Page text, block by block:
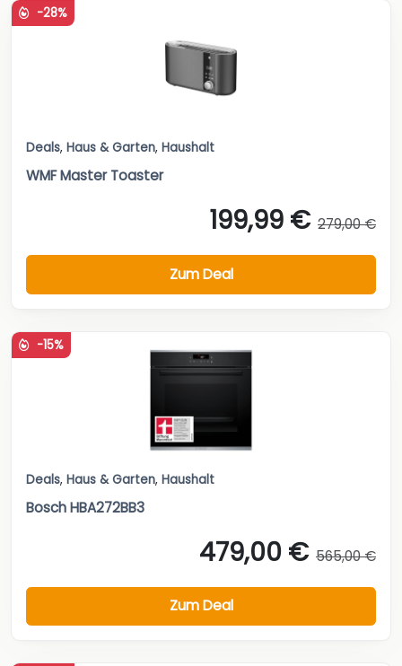
-28%
Deals, Haus & Garten, Haushalt
WMF Master Toaster
199,99 € 279,00 €
Zum Deal
-15%
Deals, Haus & Garten, Haushalt
Bosch HBA272BB3
479,00 € 565,00 €
Zum Deal